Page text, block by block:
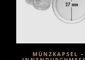
MÜNZKAPSEL –